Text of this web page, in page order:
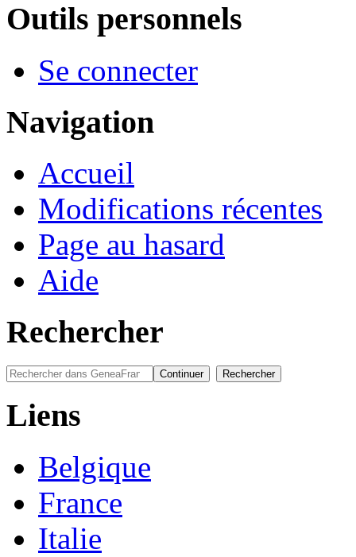
Outils personnels
Se connecter
Navigation
Accueil
Modifications récentes
Page au hasard
Aide
Rechercher
Liens
Belgique
France
Italie